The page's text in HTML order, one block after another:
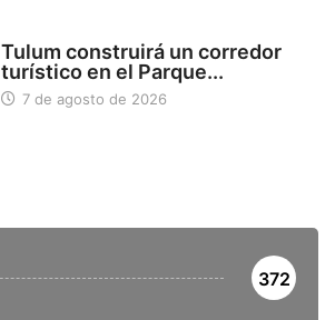
Tulum construirá un corredor
turístico en el Parque...
7 de agosto de 2026
372